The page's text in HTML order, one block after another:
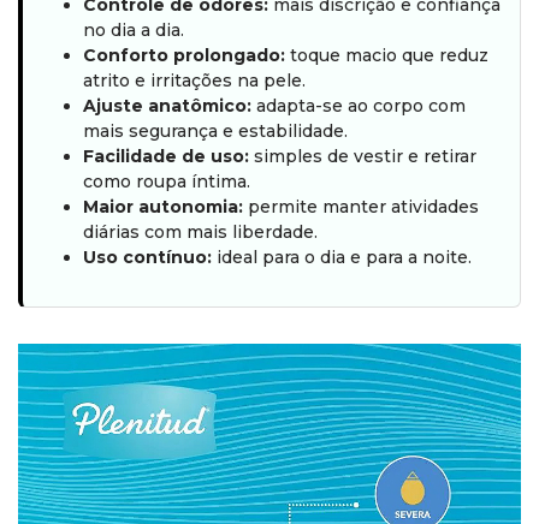
Controle de odores: mais discrição e confiança
no dia a dia.
Conforto prolongado: toque macio que reduz
atrito e irritações na pele.
Ajuste anatômico: adapta-se ao corpo com
mais segurança e estabilidade.
Facilidade de uso: simples de vestir e retirar
como roupa íntima.
Maior autonomia: permite manter atividades
diárias com mais liberdade.
Uso contínuo: ideal para o dia e para a noite.